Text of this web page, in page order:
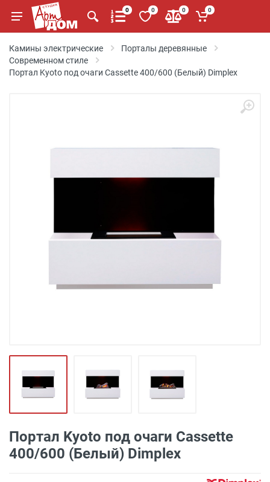
0 0 0 0
Камины электрические
Порталы деревянные
Современном стиле
Портал Kyoto под очаги Cassette 400/600 (Белый) Dimplex
Портал Kyoto под очаги Cassette
400/600 (Белый) Dimplex